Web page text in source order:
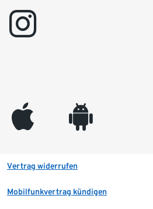
instagram
appleinc android
Vertrag widerrufen
Mobilfunkvertrag kündigen